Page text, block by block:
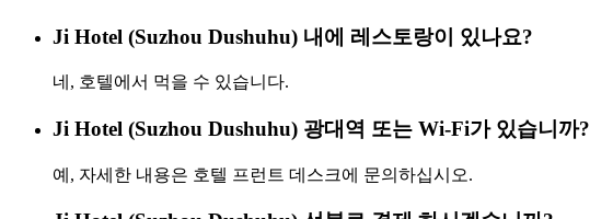
Ji Hotel (Suzhou Dushuhu) 내에 레스토랑이 있나요?
네, 호텔에서 먹을 수 있습니다.
Ji Hotel (Suzhou Dushuhu) 광대역 또는 Wi-Fi가 있습니까?
예, 자세한 내용은 호텔 프런트 데스크에 문의하십시오.